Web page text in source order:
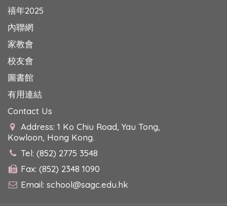
禧年2025
內聯網
家教會
校友會
圖書館
有用連結
Contact Us
Address: 1 Ko Chiu Road, Yau Tong,
Kowloon, Hong Kong.
Tel: (852) 2775 3548
Fax: (852) 2348 1090
Email: school@sagc.edu.hk